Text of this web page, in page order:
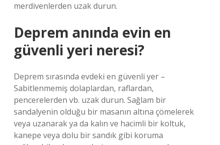
merdivenlerden uzak durun.
Deprem anında evin en
güvenli yeri neresi?
Deprem sırasında evdeki en güvenli yer –
Sabitlenmemiş dolaplardan, raflardan,
pencerelerden vb. uzak durun. Sağlam bir
sandalyenin olduğu bir masanın altına çömelerek
veya uzanarak ya da kalın ve hacimli bir koltuk,
kanepe veya dolu bir sandık gibi koruma